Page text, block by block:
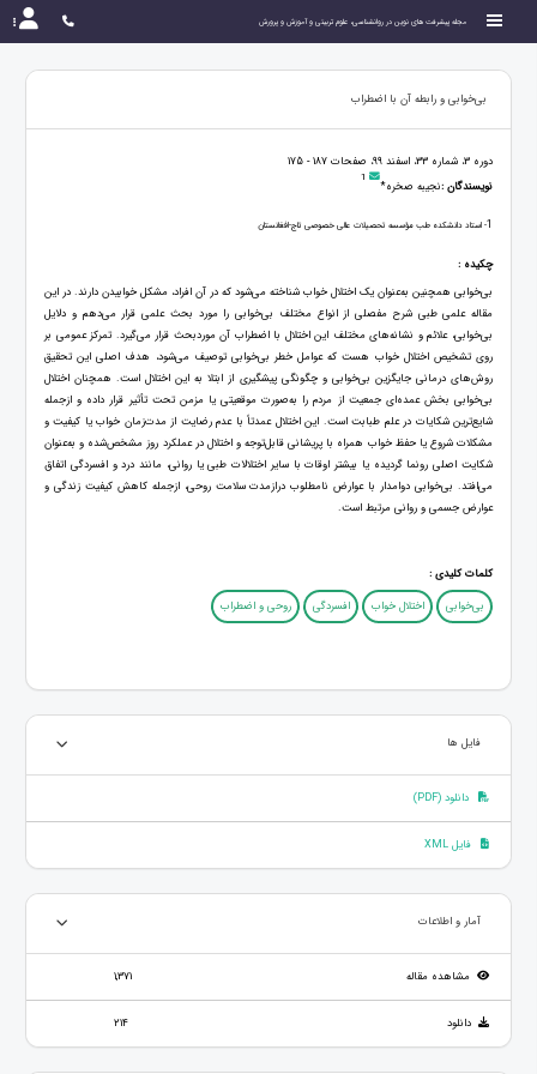
مجله پیشرفت های نوین در روانشناسی، علوم تربیتی و آموزش و پرورش
بی‌خوابی و رابطه آن با اضطراب
دوره 3، شماره 33، اسفند 99، صفحات 187 - 175
نویسندگان :نجیبه صخره* 1
1- استاد دانشکده طب مؤسسه تحصیلات عالی خصوصی تاج-افغانستان
چکیده :
بی‌خوابی همچنین به‌عنوان یک اختلال خواب شناخته می‌شود که در آن افراد، مشکل خوابیدن دارند. در این
مقاله علمی طبی شرح مفصلی از انواع مختلف بی‌خوابی را مورد بحث علمی قرار می‌دهم و دلایل
بی‌خوابی، علائم و نشانه‌های مختلف این اختلال با اضطراب آن موردبحث قرار می‌گیرد. تمرکز عمومی بر
روی تشخیص اختلال خواب هست که عوامل خطر بی‌خوابی توصیف می‌شود، هدف اصلی این تحقیق
روش‌های درمانی جایگزین بی‌خوابی و چگونگی پیشگیری از ابتلا به این اختلال است. همچنان اختلال
بی‌خوابی بخش عمده‌ای جمعیت از مردم را به‌صورت موقعیتی یا مزمن تحت تأثیر قرار داده و ازجمله
شایع‌ترین شکایات در علم طبابت است. این اختلال عمدتاً با عدم رضایت از مدت‌زمان خواب یا کیفیت و
مشکلات شروع یا حفظ خواب همراه با پریشانی قابل‌توجه و اختلال در عملکرد روز مشخص‌شده و به‌عنوان
شکایت اصلی رونما گردیده یا بیشتر اوقات با سایر اختلالات طبی یا روانی، مانند درد و افسردگی اتفاق
می‌افتد. بی‌خوابی دوامدار با عوارض نامطلوب درازمدت سلامت روحی، ازجمله کاهش کیفیت زندگی و
عوارض جسمی و روانی مرتبط است.
کلمات کلیدی :
بی‌خوابی
اختلال خواب افسردگی روحی و اضطراب
فایل ها
دانلود (PDF)
فایل XML
آمار و اطلاعات
مشاهده مقاله 1,371
دانلود 214